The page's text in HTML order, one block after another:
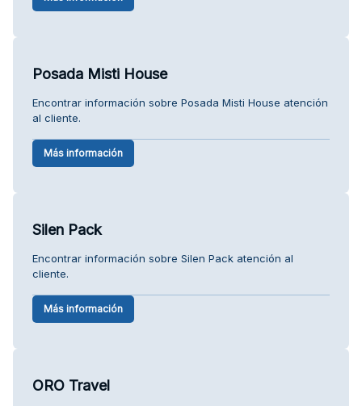
Posada Misti House
Encontrar información sobre Posada Misti House atención
al cliente.
Más información
Silen Pack
Encontrar información sobre Silen Pack atención al
cliente.
Más información
ORO Travel